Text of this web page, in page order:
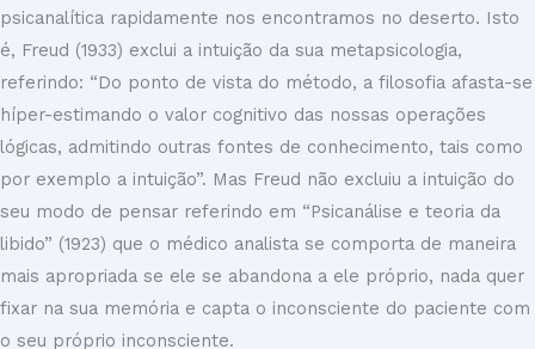
psicanalítica rapidamente nos encontramos no deserto. Isto
é, Freud (1933) exclui a intuição da sua metapsicologia,
referindo: “Do ponto de vista do método, a filosofia afasta-se
híper-estimando o valor cognitivo das nossas operações
lógicas, admitindo outras fontes de conhecimento, tais como
por exemplo a intuição”. Mas Freud não excluiu a intuição do
seu modo de pensar referindo em “Psicanálise e teoria da
libido” (1923) que o médico analista se comporta de maneira
mais apropriada se ele se abandona a ele próprio, nada quer
fixar na sua memória e capta o inconsciente do paciente com
o seu próprio inconsciente.